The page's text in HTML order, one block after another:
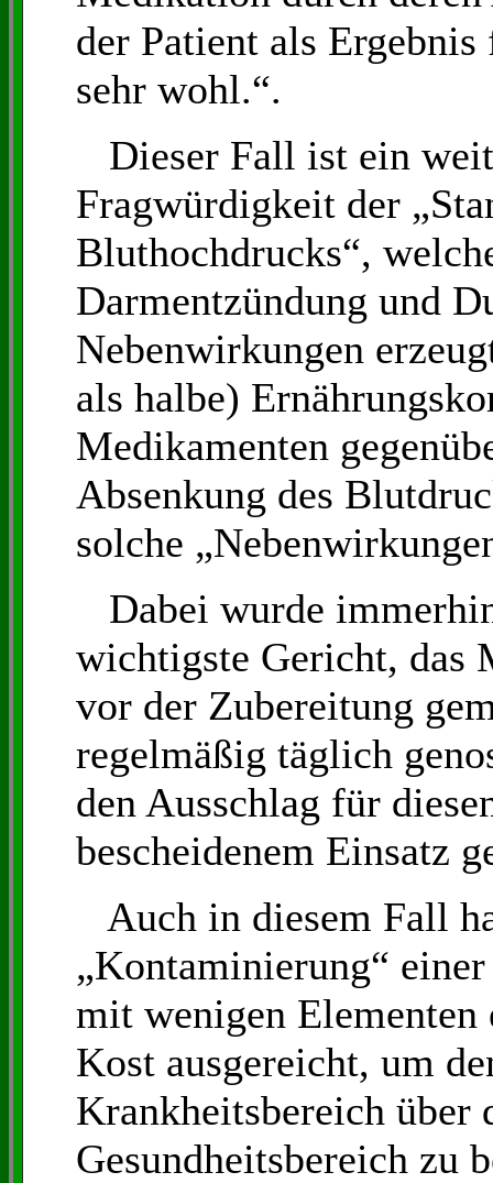
der Patient als
sehr wohl.“.
Dieser Fall ist ein
Fragwürdigkeit der
Bluthochdrucks“,
Darmentzündung und
Nebenwirkungen
als halbe)
Medikamenten
Absenkung des
solche
Dabei wurde
wichtigste Gericht, das
vor der Zubereitung
regelmäßig täglich
den Ausschlag für
bescheidenem Einsatz
Auch in diesem Fall
„Kontaminierung“
mit wenigen Elementen
Kost ausgereicht, um
Krankheitsbereich
Gesundheitsbereich zu